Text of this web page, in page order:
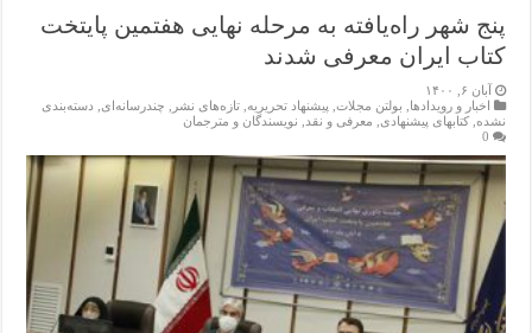
پنج شهر راه‌یافته به مرحله نهایی هفتمین پایتخت
کتاب ایران معرفی شدند
آبان ۶, ۱۴۰۰
اخبار و رویدادها, بولتن مجلات, پیشنهاد تحریریه,تازەهای نشر , چندرسانه‌ای, دسته‌بندی
نشده,کتابهای پیشنهادی, معرفی و نقد, نویسندگان و مترجمان
0